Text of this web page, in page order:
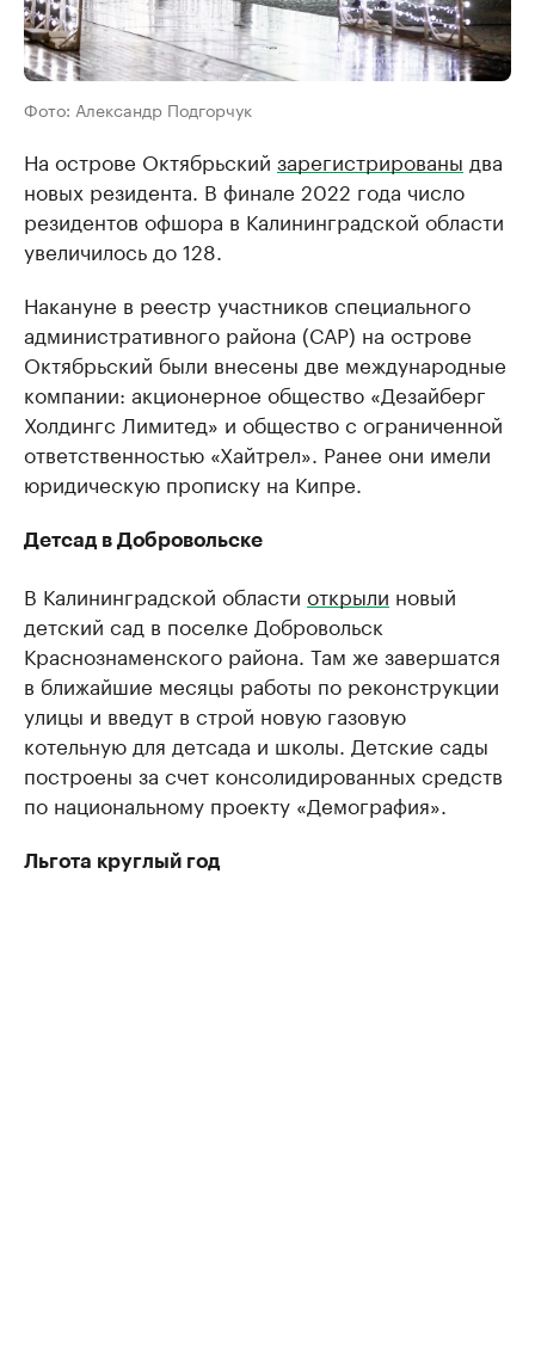
Фото: Александр Подгорчук
На острове Октябрьский зарегистрированы два
новых резидента. В финале 2022 года число
резидентов офшора в Калининградской области
увеличилось до 128.
Накануне в реестр участников специального
административного района (САР) на острове
Октябрьский были внесены две международные
компании: акционерное общество «Дезайберг
Холдингс Лимитед» и общество с ограниченной
ответственностью «Хайтрел». Ранее они имели
юридическую прописку на Кипре.
Детсад в Добровольске
В Калининградской области открыли новый
детский сад в поселке Добровольск
Краснознаменского района. Там же завершатся
в ближайшие месяцы работы по реконструкции
улицы и введут в строй новую газовую
котельную для детсада и школы. Детские сады
построены за счет консолидированных средств
по национальному проекту «Демография».
Льгота круглый год